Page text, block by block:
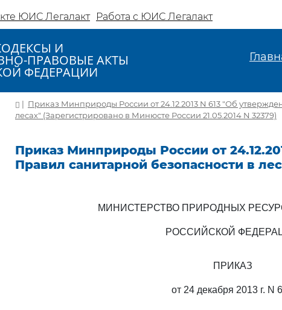
ЮИС Легалакт Работа с ЮИС Легалакт
И
ПРАВОВЫЕ АКТЫ
ФЕДЕРАЦИИ
| Приказ Минприроды России от 24.12.2013 N 613 "Об
лесах" (Зарегистрировано в Минюсте России 21.05.2014 N 32379)
Приказ Минприроды России от
Правил санитарной безопасности в
МИНИСТЕРСТВО ПРИРОДНЫХ
РОССИЙСКОЙ
ПРИКАЗ
от 24 декабря 2013 г. N